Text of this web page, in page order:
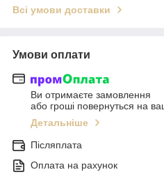
Всі умови доставки
Умови оплати
Ви отримаєте замовлення
або гроші повернуться на
Детальніше
Післяплата
Оплата на рахунок